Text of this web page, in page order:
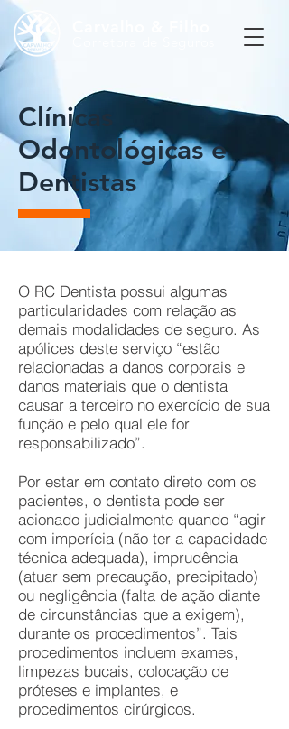
Clínicas
Odontológicas e
Dentistas
O RC Dentista possui algumas
particularidades com relação as
demais modalidades de seguro. As
apólices deste serviço “estão
relacionadas a danos corporais e
danos materiais que o dentista
causar a terceiro no exercício de sua
função e pelo qual ele for
responsabilizado”.
Por estar em contato direto com os
pacientes, o dentista pode ser
acionado judicialmente quando “agir
com imperícia (não ter a capacidade
técnica adequada), imprudência
(atuar sem precaução, precipitado)
ou negligência (falta de ação diante
de circunstâncias que a exigem),
durante os procedimentos”. Tais
procedimentos incluem exames,
limpezas bucais, colocação de
próteses e implantes, e
procedimentos cirúrgicos.